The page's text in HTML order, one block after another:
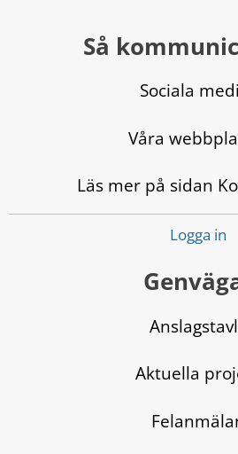
Så
Sociala
Våra
Läs mer på sidan
Logga in
Aktuella